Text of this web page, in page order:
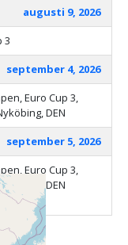
augusti 9, 2026
3
september 4, 2026
Euro Cup 3,
DEN
september 5, 2026
Euro Cup 3,
DEN